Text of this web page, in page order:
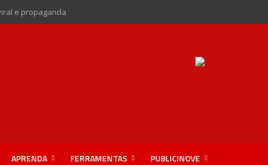
e propaganda
APRENDA FERRAMENTAS PUBLICINOVE